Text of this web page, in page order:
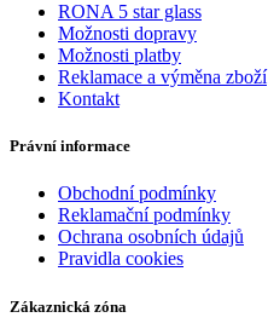
RONA 5 star glass
Možnosti dopravy
Možnosti platby
Reklamace a výměna zboží
Kontakt
Právní informace
Obchodní podmínky
Reklamační podmínky
Ochrana osobních údajů
Pravidla cookies
Zákaznická zóna